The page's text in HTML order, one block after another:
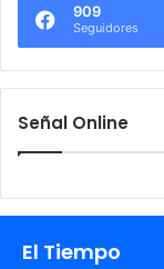
909
Seguidores
Señal Online
El Tiempo